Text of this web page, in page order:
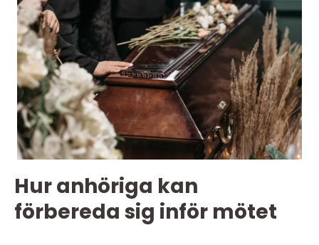
Hur anhöriga kan
förbereda sig inför mötet